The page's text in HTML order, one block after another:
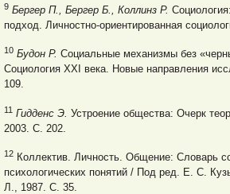
9 Бергер П., Бергер Б., Коллинз Р.
подход. Личностно-ориентированная
10 Будон Р. Социальные механизмы без
Социология XXI века. Новые направления
109.
11 Гидденс Э. Устроение общества: Очерк
2003. С. 202.
12 Коллектив. Личность. Общение: Словарь
психологических понятий / Под ред. Е. С.
Л., 1987. С. 35.